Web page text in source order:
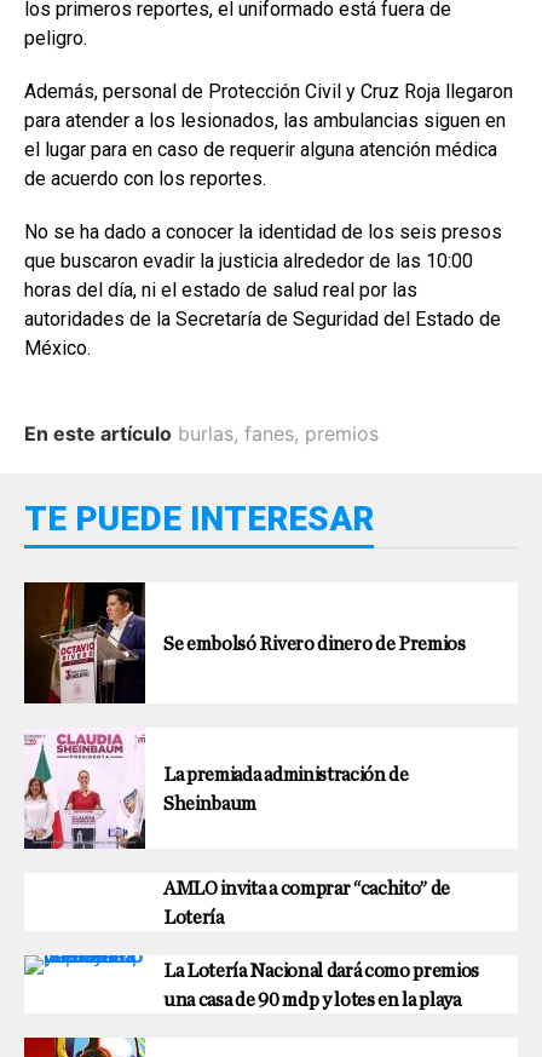
los primeros reportes, el uniformado está fuera de
peligro.
Además, personal de Protección Civil y Cruz Roja llegaron
para atender a los lesionados, las ambulancias siguen en
el lugar para en caso de requerir alguna atención médica
de acuerdo con los reportes.
No se ha dado a conocer la identidad de los seis presos
que buscaron evadir la justicia alrededor de las 10:00
horas del día, ni el estado de salud real por las
autoridades de la Secretaría de Seguridad del Estado de
México.
En este artículo burlas, fanes, premios
TE PUEDE INTERESAR
Se embolsó Rivero dinero de Premios
La premiada administración de
Sheinbaum
AMLO invita a comprar “cachito” de
Lotería
La Lotería Nacional dará como premios
una casa de 90 mdp y lotes en la playa